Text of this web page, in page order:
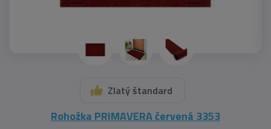
Zlatý štandard
Rohožka PRIMAVERA červená 3353